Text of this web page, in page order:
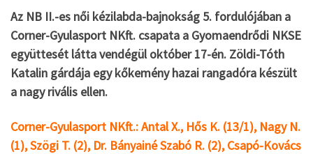
Az NB II.-es női kézilabda-bajnokság 5. fordulójában a
Corner-Gyulasport NKft. csapata a Gyomaendrődi NKSE
együttesét látta vendégül október 17-én. Zöldi-Tóth
Katalin gárdája egy kőkemény hazai rangadóra készült
a nagy rivális ellen.
Corner-Gyulasport NKft.: Antal X., Hős K. (13/1), Nagy N.
(1), Szögi T. (2), Dr. Bányainé Szabó R. (2), Csapó-Kovács